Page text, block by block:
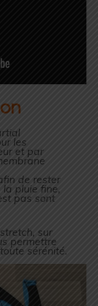
les
et par
de rester
pluie fine,
pas sont
sur
permettre
sérénité.